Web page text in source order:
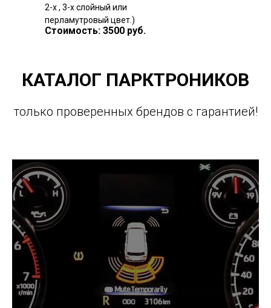
2-х , 3-х слойный или
перламутровый цвет.)
Стоимость: 3500 руб.
КАТАЛОГ ПАРКТРОНИКОВ
только проверенных брендов с гарантией!